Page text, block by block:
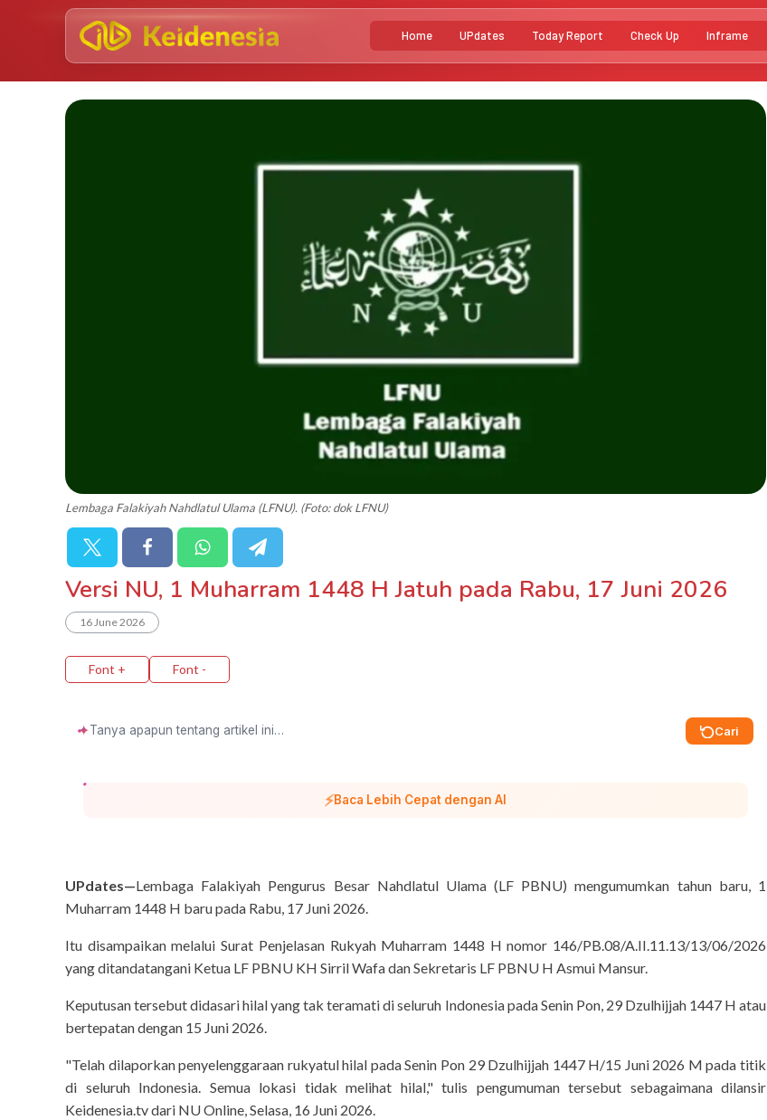
Home UPdates Today Report Check Up Inframe
Lembaga Falakiyah Nahdlatul Ulama (LFNU). (Foto: dok LFNU)
Versi NU, 1 Muharram 1448 H Jatuh pada Rabu, 17 Juni 2026
16 June 2026
Font + Font -
✦ Cari
⚡Baca Lebih Cepat dengan AI
UPdates—Lembaga Falakiyah Pengurus Besar Nahdlatul Ulama (LF PBNU) mengumumkan tahun baru, 1
Muharram 1448 H baru pada Rabu, 17 Juni 2026.
Itu disampaikan melalui Surat Penjelasan Rukyah Muharram 1448 H nomor 146/PB.08/A.II.11.13/13/06/2026
yang ditandatangani Ketua LF PBNU KH Sirril Wafa dan Sekretaris LF PBNU H Asmui Mansur.
Keputusan tersebut didasari hilal yang tak teramati di seluruh Indonesia pada Senin Pon, 29 Dzulhijjah 1447 H atau
bertepatan dengan 15 Juni 2026.
"Telah dilaporkan penyelenggaraan rukyatul hilal pada Senin Pon 29 Dzulhijjah 1447 H/15 Juni 2026 M pada titik
di seluruh Indonesia. Semua lokasi tidak melihat hilal," tulis pengumuman tersebut sebagaimana dilansir
Keidenesia.tv dari NU Online, Selasa, 16 Juni 2026.